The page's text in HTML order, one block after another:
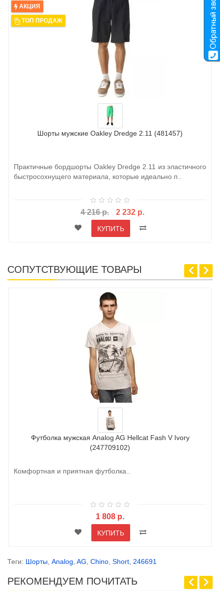
АКЦИЯ
ТОП ПРОДАЖ
Шорты мужские Oakley Dredge 2.11 (481457)
Практичные бордшорты Oakley Dredge 2.11 из эластичного
быстросохнущего материала, которые идеально п..
4 216 р. 2 232 р.
КУПИТЬ
СОПУТСТВУЮЩИЕ ТОВАРЫ
Футболка мужская Analog AG Hellcat Fash V Ivory
(247709102)
Комфортная и приятная футболка..
1 808 р.
КУПИТЬ
Теги: Шорты, Analog, AG, Chino, Short, 246691
РЕКОМЕНДУЕМ ПОЧИТАТЬ